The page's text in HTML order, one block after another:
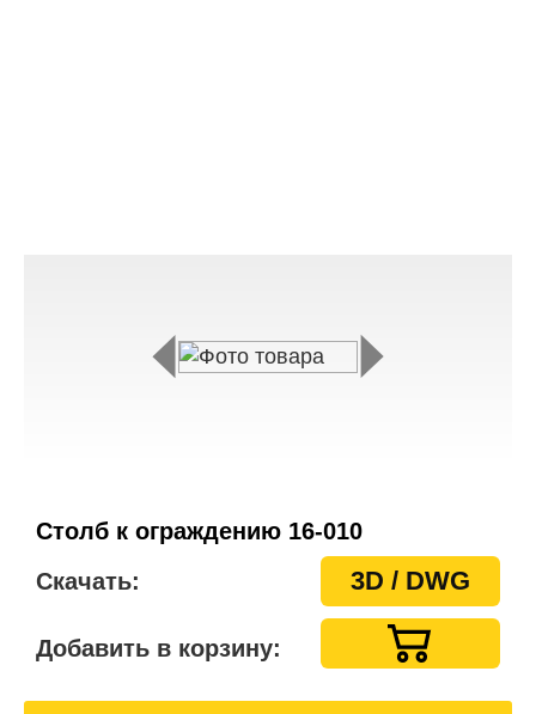
Столб к ограждению 16-010
Скачать:
3D / DWG
Добавить в корзину: